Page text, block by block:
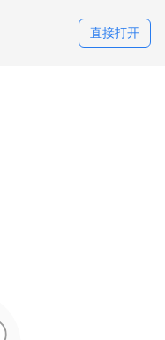
直接打开